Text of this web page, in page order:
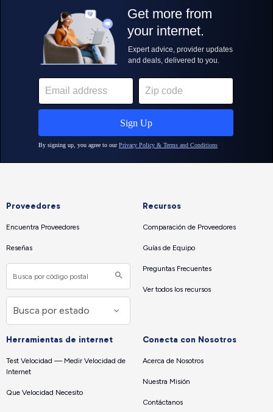
Proveedores
Encuentra Proveedores
Reseñas
Recursos
Comparación de Proveedores
Guías de Equipo
Preguntas Frecuentes
Ver todos los recursos
Herramientas de internet
Test Velocidad — Medir Velocidad de
Internet
Que Velocidad Necesito
Conecta con Nosotros
Acerca de Nosotros
Nuestra Misión
Contáctanos